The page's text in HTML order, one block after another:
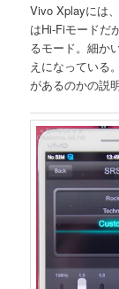
Vivo Xplayには
はHi-Fiモードだ
るモード。細か
えになっている
があるのかの説